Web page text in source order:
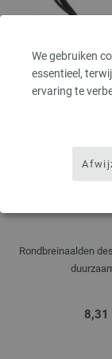
We gebruiken
essentieel,
ervaring te
Rondbreinaalden
8,31